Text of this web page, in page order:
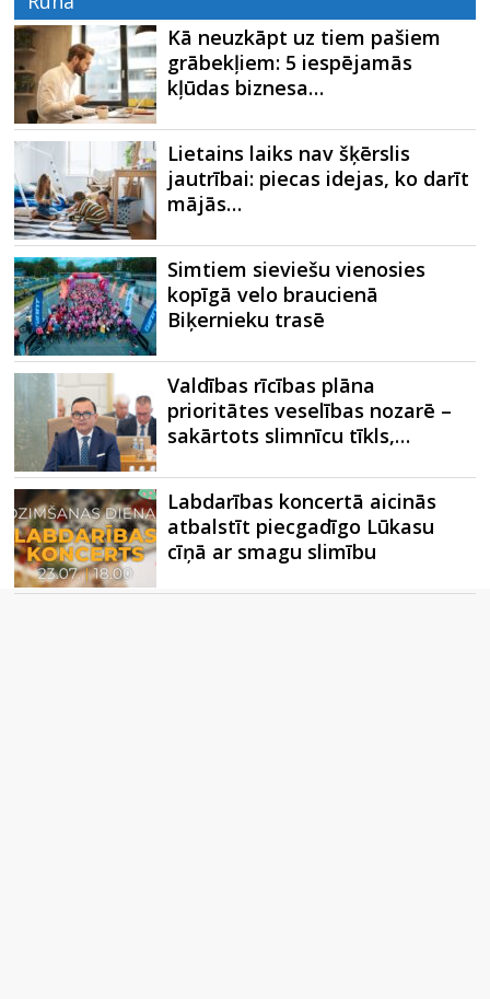
Kā neuzkāpt uz tiem pašiem
grābekļiem: 5 iespējamās
kļūdas biznesa…
Lietains laiks nav šķērslis
jautrībai: piecas idejas, ko darīt
mājās…
Simtiem sieviešu vienosies
kopīgā velo braucienā
Biķernieku trasē
Valdības rīcības plāna
prioritātes veselības nozarē –
sakārtots slimnīcu tīkls,…
Labdarības koncertā aicinās
atbalstīt piecgadīgo Lūkasu
cīņā ar smagu slimību